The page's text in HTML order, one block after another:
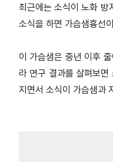
최근에는 소식이 노화 방
소식을 하면 가슴샘흉선
이 가슴샘은 중년 이후
라 연구 결과를 살펴보
지면서 소식이 가슴샘과